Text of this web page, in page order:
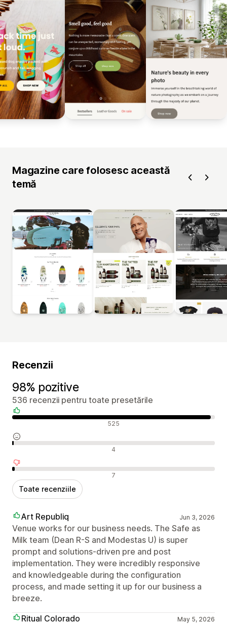
Magazine care folosesc această
temă
Recenzii
98% pozitive
536 recenzii pentru toate presetările
Recenzii pozitive 525
Recenzii neutre 4
Recenzii negative 7
Toate recenziile
Art Republiq Jun 3, 2026
Venue works for our business needs. The Safe as
Milk team (Dean R-S and Modestas U) is super
prompt and solutions-driven pre and post
implementation. They were incredibly responsive
and knowledgeable during the configuration
process, and made setting it up for our business a
breeze.
Ritual Colorado
May 5, 2026